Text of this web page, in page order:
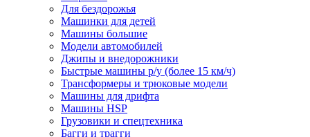
Для бездорожья
Машинки для детей
Машины большие
Модели автомобилей
Джипы и внедорожники
Быстрые машины р/у (более 15 км/ч)
Трансформеры и трюковые модели
Машины для дрифта
Машины HSP
Грузовики и спецтехника
Багги и трагги